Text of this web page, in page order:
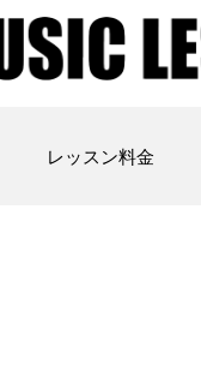
レッスン料金